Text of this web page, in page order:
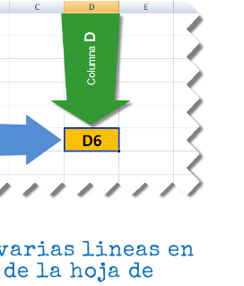
lineas en
la hoja de